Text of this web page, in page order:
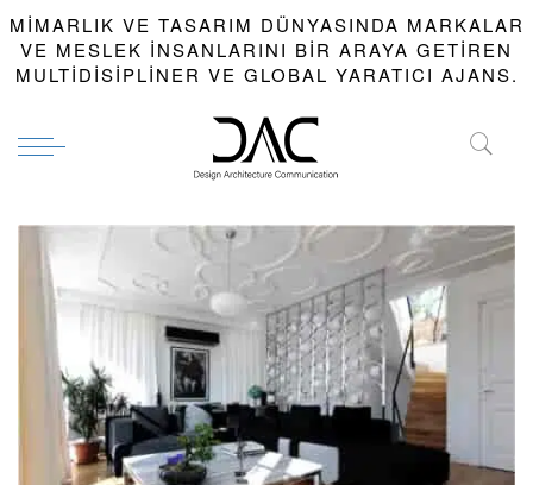
MIMARLIK VE TASARIM DÜNYASINDA MARKALAR
VE MESLEK INSANLARINI BIR ARAYA GETIREN
MULTIDISIPLINER VE GLOBAL YARATICI AJANS.